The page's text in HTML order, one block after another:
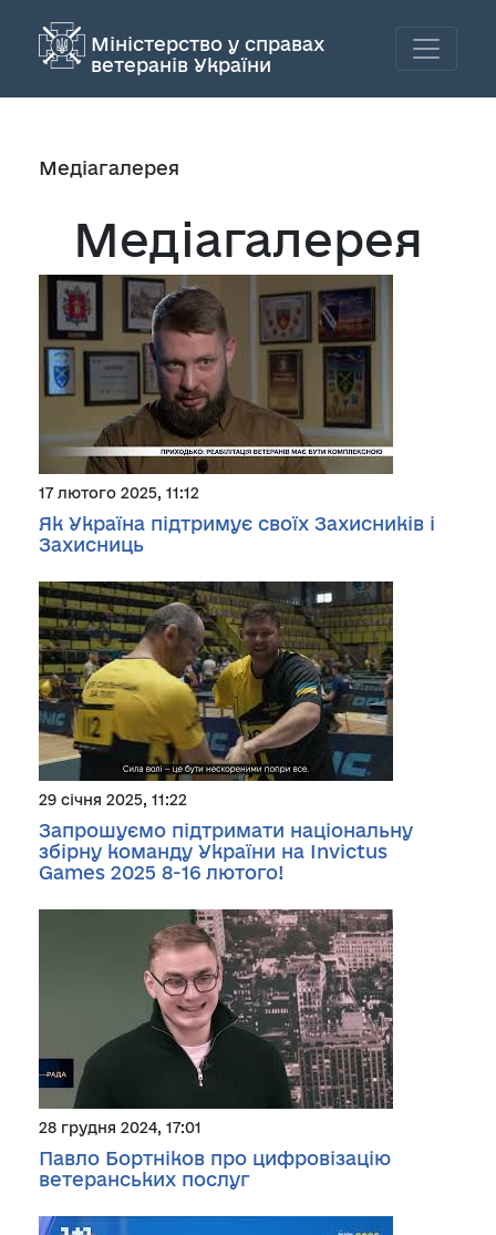
Міністерство у справах
ветеранів України
Медіагалерея
Медіагалерея
17 лютого 2025, 11:12
Як Україна підтримує своїх Захисників і
Захисниць
29 січня 2025, 11:22
Запрошуємо підтримати національну
збірну команду України на Invictus
Games 2025 8-16 лютого!
28 грудня 2024, 17:01
Павло Бортніков про цифровізацію
ветеранських послуг